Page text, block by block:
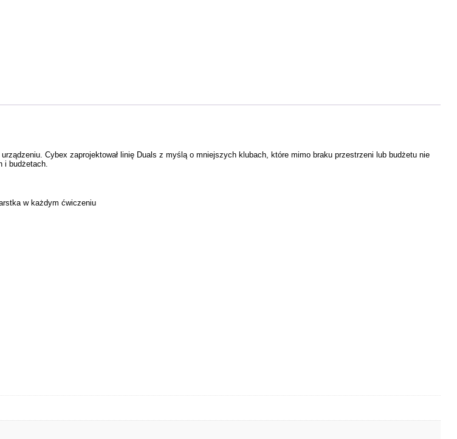
Cybex zaprojektował linię Duals z myślą o mniejszych klubach, które mimo braku przestrzeni lub budżetu nie
i budżetach.
w każdym ćwiczeniu